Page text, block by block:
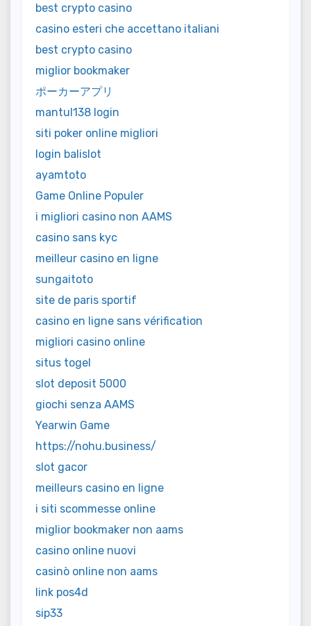
best crypto casino
casino esteri che accettano italiani
best crypto casino
miglior bookmaker
ポーカーアプリ
mantul138 login
siti poker online migliori
login balislot
ayamtoto
Game Online Populer
i migliori casino non AAMS
casino sans kyc
meilleur casino en ligne
sungaitoto
site de paris sportif
casino en ligne sans vérification
migliori casino online
situs togel
slot deposit 5000
giochi senza AAMS
Yearwin Game
https://nohu.business/
slot gacor
meilleurs casino en ligne
i siti scommesse online
miglior bookmaker non aams
casino online nuovi
casinò online non aams
link pos4d
sip33